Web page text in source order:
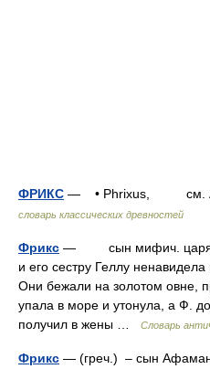
ФРИКС — • Phrixus, см.
словарь классических древностей
Фрикс — сын мифич. царя
и его сестру Геллу
Они бежали на золотом овне,
упала в море и утонула, а Ф.
получил в жены …
Словарь
Фрикс — (греч.) – сын